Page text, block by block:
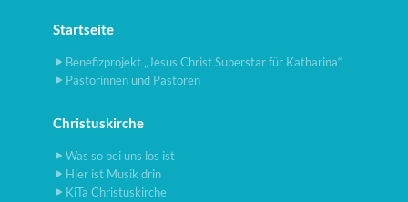
Startseite
Benefizprojekt „Jesus Christ Superstar für Katharina“
Pastorinnen und Pastoren
Christuskirche
Was so bei uns los ist
Hier ist Musik drin
KiTa Christuskirche